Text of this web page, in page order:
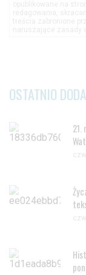
OSTATNIO
21.